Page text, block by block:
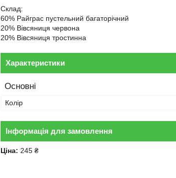
Склад:
60% Райграс пустельний багаторічний
20% Вівсяниця червона
20% Вівсяниця тростинна
Характеристики
Основні
Колір
Інформація для замовлення
Ціна: 245 ₴